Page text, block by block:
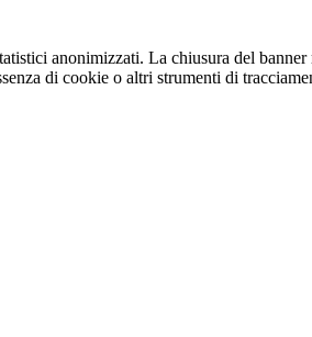
anonimizzati. La chiusura del
di cookie o altri strumenti di